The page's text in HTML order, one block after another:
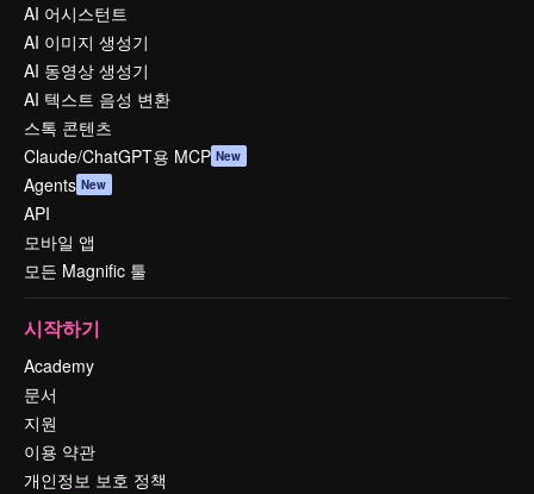
AI 어시스턴트
AI 이미지 생성기
AI 동영상 생성기
AI 텍스트 음성 변환
스톡 콘텐츠
Claude/ChatGPT용 MCP New
Agents New
API
모바일 앱
모든 Magnific 툴
시작하기
Academy
문서
지원
이용 약관
개인정보 보호 정책